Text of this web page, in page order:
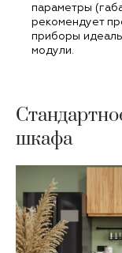
параметры
рекомендует
приборы
модули.
шкафа